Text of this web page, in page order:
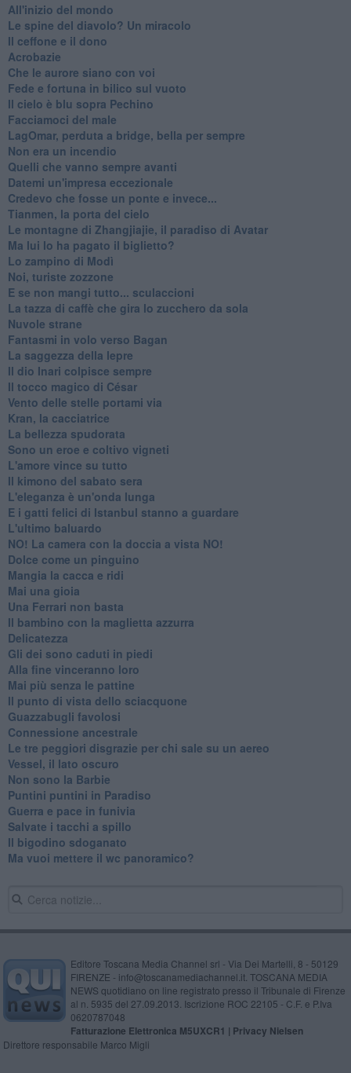
All'inizio del mondo
Le spine del diavolo? Un miracolo
Il ceffone e il dono
Acrobazie
Che le aurore siano con voi
Fede e fortuna in bilico sul vuoto
Il cielo è blu sopra Pechino
Facciamoci del male
LagOmar, perduta a bridge, bella per sempre
Non era un incendio
Quelli che vanno sempre avanti
Datemi un'impresa eccezionale
Credevo che fosse un ponte e invece...
Tianmen, la porta del cielo
Le montagne di Zhangjiajie, il paradiso di Avatar
Ma lui lo ha pagato il biglietto?
Lo zampino di Modì
Noi, turiste zozzone
E se non mangi tutto... sculaccioni
La tazza di caffè che gira lo zucchero da sola
Nuvole strane
Fantasmi in volo verso Bagan
La saggezza della lepre
Il dio Inari colpisce sempre
Il tocco magico di César
Vento delle stelle portami via
Kran, la cacciatrice
La bellezza spudorata
Sono un eroe e coltivo vigneti
L'amore vince su tutto
Il kimono del sabato sera
L'eleganza è un'onda lunga
E i gatti felici di Istanbul stanno a guardare
L'ultimo baluardo
NO! La camera con la doccia a vista NO!
Dolce come un pinguino
Mangia la cacca e ridi
Mai una gioia
Una Ferrari non basta
Il bambino con la maglietta azzurra
Delicatezza
Gli dei sono caduti in piedi
Alla fine vinceranno loro
Mai più senza le pattine
Il punto di vista dello sciacquone
Guazzabugli favolosi
Connessione ancestrale
Le tre peggiori disgrazie per chi sale su un aereo
Vessel, il lato oscuro
Non sono la Barbie
Puntini puntini in Paradiso
Guerra e pace in funivia
Salvate i tacchi a spillo
Il bigodino sdoganato
Ma vuoi mettere il wc panoramico?
Editore Toscana Media Channel srl - Via Dei Martelli, 8 - 50129
FIRENZE - info@toscanamediachannel.it. TOSCANA MEDIA
NEWS quotidiano on line registrato presso il Tribunale di Firenze
al n. 5935 del 27.09.2013. Iscrizione ROC 22105 - C.F. e P.Iva
0620787048
Fatturazione Elettronica M5UXCR1 | Privacy Nielsen
Direttore responsabile Marco Migli